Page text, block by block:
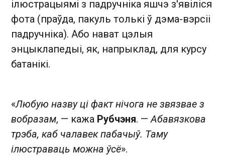
ілюстрацыямі з падручніка яшчэ з'явіліся
фота (праўда, пакуль толькі ў дэма-вэрсіі
падручніка). Або нават цэлыя
энцыклапедыі, як, напрыклад, для курсу
батанікі.
«Любую назву ці факт нічога не звязвае з
вобразам, — кажа Рубчэня. —Абавязкова
трэба, каб чалавек пабачыў. Таму
ілюстраваць можна ўсё».